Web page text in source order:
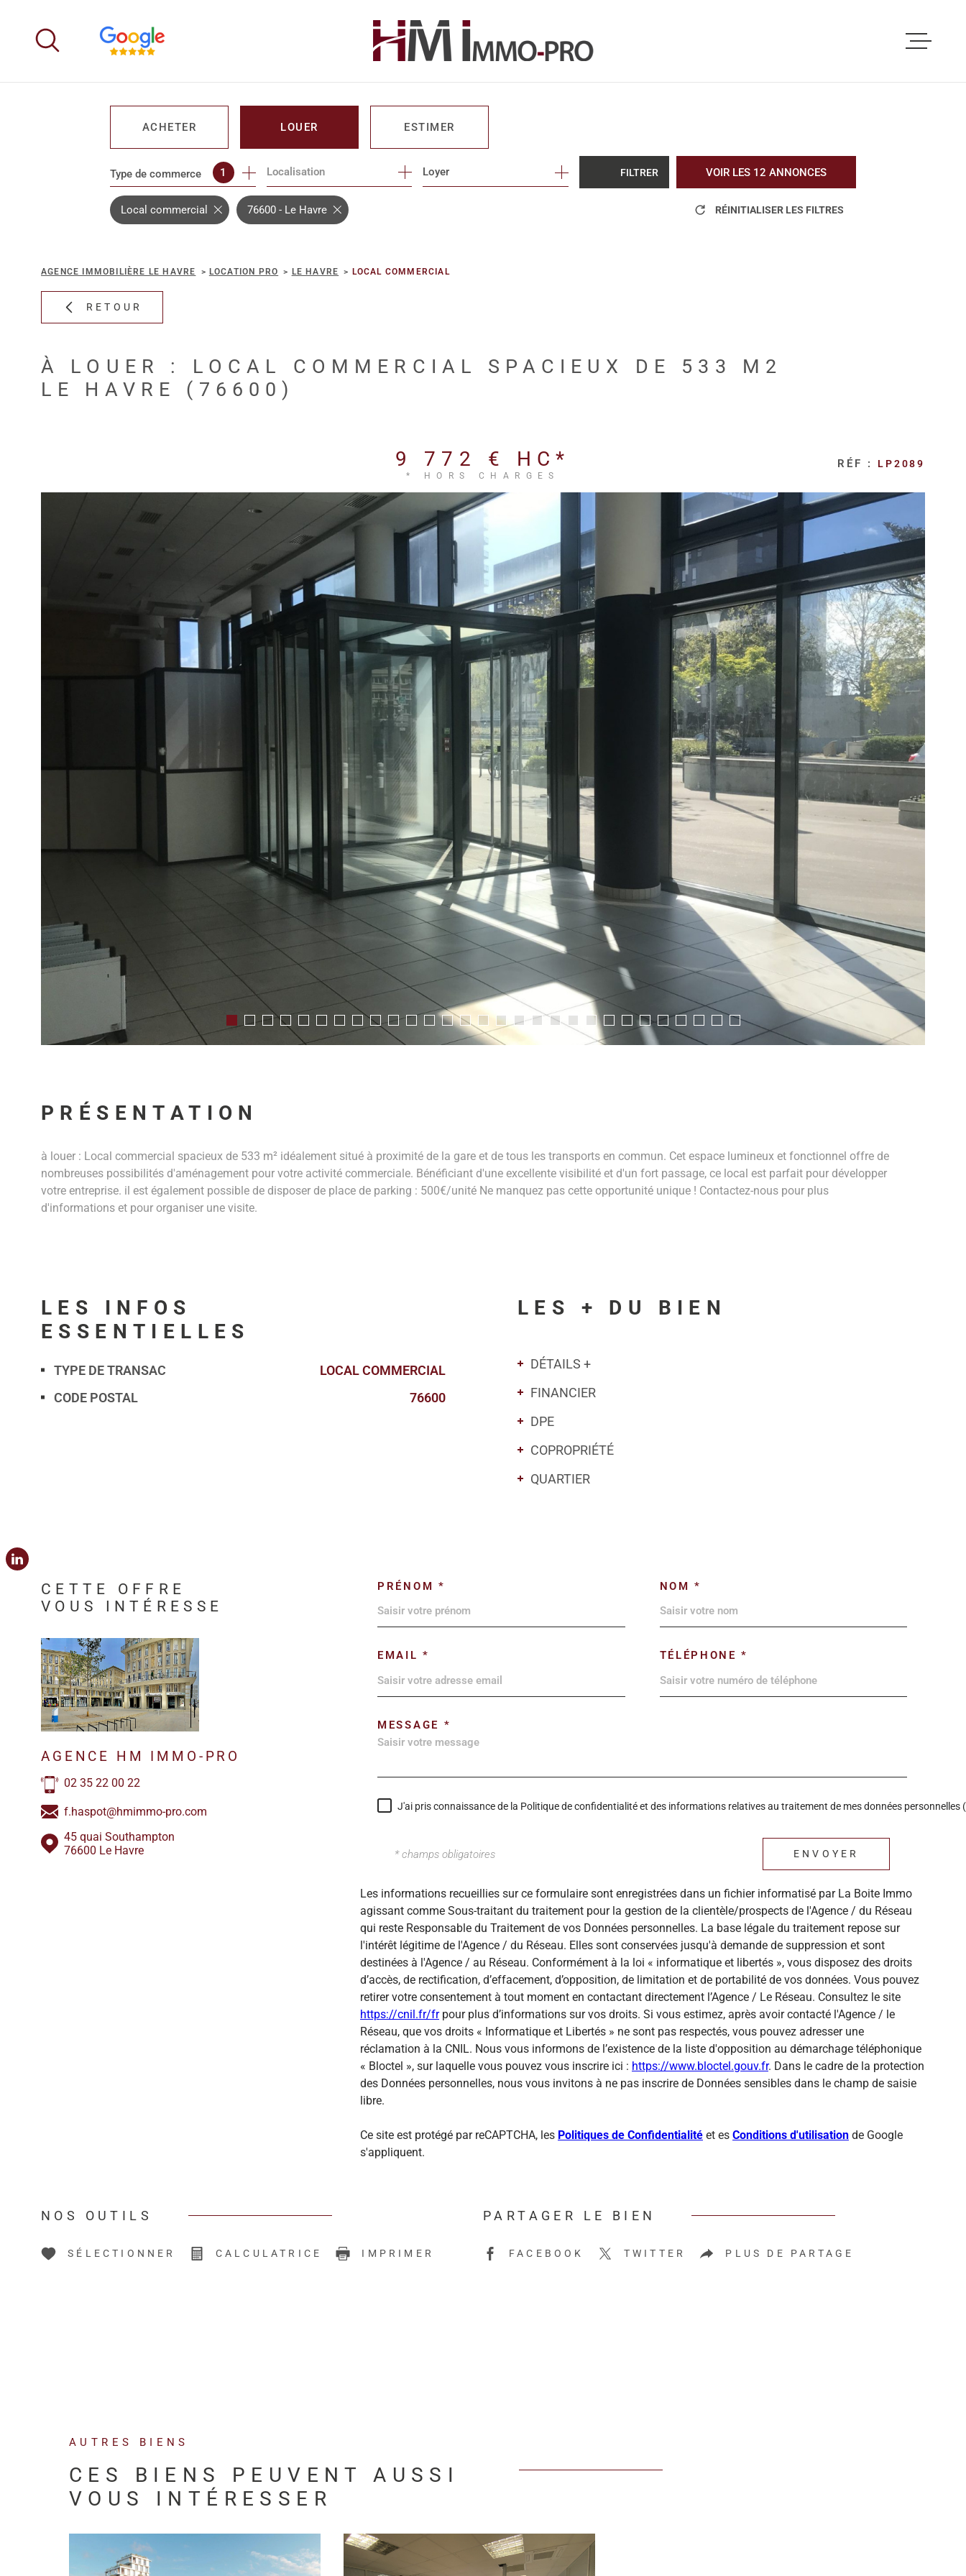
contenu
ACHETER
DE L'IMMO PRO
LOUER
DE L'IMMO PRO
ESTIMER
Type de commerce 1 Localisation Loyer FILTRER VOIR LES 12 ANNONCES
Local commercial 76600 - Le Havre RÉINITIALISER LES FILTRES
AGENCE IMMOBILIÈRE LE HAVRE LOCATION PRO LE HAVRE LOCAL COMMERCIAL
RETOUR
À LOUER : LOCAL COMMERCIAL SPACIEUX DE 533 M2
LE HAVRE (76600)
9 772 € HC*
* HORS CHARGES
RÉF : LP2089
PRÉSENTATION
à louer : Local commercial spacieux de 533 m² idéalement situé à proximité de la gare et de tous les transports en commun. Cet espace lumineux et fonctionnel offre de
nombreuses possibilités d'aménagement pour votre activité commerciale. Bénéficiant d'une excellente visibilité et d'un fort passage, ce local est parfait pour développer
votre entreprise. il est également possible de disposer de place de parking : 500€/unité Ne manquez pas cette opportunité unique ! Contactez-nous pour plus
d'informations et pour organiser une visite.
LES INFOS
ESSENTIELLES
Caractérisque Valeurs
TYPE DE TRANSAC
LOCAL COMMERCIAL
CODE POSTAL
76600
LES + DU BIEN
DÉTAILS +
FINANCIER
DPE
COPROPRIÉTÉ
QUARTIER
CETTE OFFRE
VOUS INTÉRESSE
AGENCE HM IMMO-PRO
02 35 22 00 22
f.haspot@hmimmo-pro.com
45 quai Southampton
76600 Le Havre
PRÉNOM * NOM *
EMAIL * TÉLÉPHONE *
MESSAGE *
J'ai pris connaissance de la Politique de confidentialité et des informations relatives au traitement de mes données personnelles
* champs obligatoires ENVOYER
Les informations recueillies sur ce formulaire sont enregistrées dans un fichier informatisé par La Boite Immo
agissant comme Sous-traitant du traitement pour la gestion de la clientèle/prospects de l'Agence / du Réseau
qui reste Responsable du Traitement de vos Données personnelles. La base légale du traitement repose sur
l'intérêt légitime de l'Agence / du Réseau. Elles sont conservées jusqu'à demande de suppression et sont
destinées à l'Agence / au Réseau. Conformément à la loi « informatique et libertés », vous disposez des droits
d’accès, de rectification, d’effacement, d’opposition, de limitation et de portabilité de vos données. Vous pouvez
retirer votre consentement à tout moment en contactant directement l’Agence / Le Réseau. Consultez le site
https://cnil.fr/frpour plus d’informations sur vos droits. Si vous estimez, après avoir contacté l'Agence / le
Réseau, que vos droits « Informatique et Libertés » ne sont pas respectés, vous pouvez adresser une
réclamation à la CNIL. Nous vous informons de l’existence de la liste d'opposition au démarchage téléphonique
« Bloctel », sur laquelle vous pouvez vous inscrire ici : https://www.bloctel.gouv.fr. Dans le cadre de la protection
des Données personnelles, nous vous invitons à ne pas inscrire de Données sensibles dans le champ de saisie
libre.
Ce site est protégé par reCAPTCHA, les Politiques de Confidentialité et es Conditions d'utilisation de Google
s'appliquent.
NOS OUTILS
SÉLECTIONNER CALCULATRICE IMPRIMER
PARTAGER LE BIEN
FACEBOOK TWITTER PLUS DE PARTAGE
AUTRES BIENS
CES BIENS PEUVENT AUSSI
VOUS INTÉRESSER